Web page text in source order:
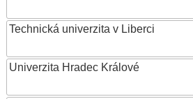
Technická univerzita v Liberci
Univerzita Hradec Králové